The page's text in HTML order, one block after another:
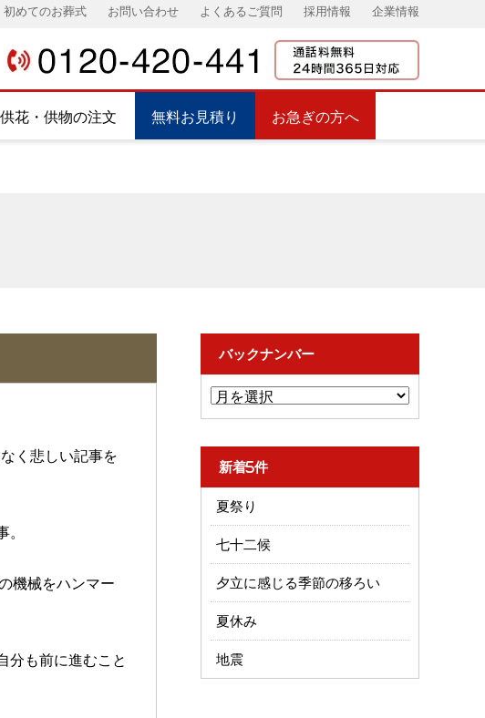
初めてのお葬式 お問い合わせ よくあるご質問 採用情報 企業情報
供花・供物の注文 無料お見積り お急ぎの方へ
く悲しい記事を
。
機械をハンマー
分も前に進むこと
バックナンバー
新着5件
夏祭り
七十二候
夕立に感じる季節の移ろい
夏休み
地震